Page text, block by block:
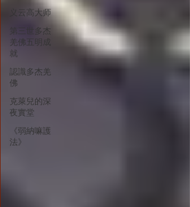
义云高大师
第三世多杰
羌佛五明成
就
認識多杰羌
佛
克萊兒的深
夜實堂
《弱納嘛護
法》